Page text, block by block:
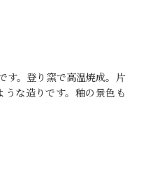
す。登り窯で高温焼成。片
な造りです。釉の景色も